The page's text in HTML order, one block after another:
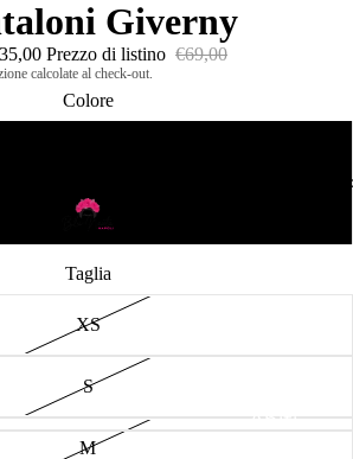
Abiti
Giverny
Prezzo di listino €69,00
calcolate al check-out.
Colore
Dark Grey Melange
Taglia
XS
S
M